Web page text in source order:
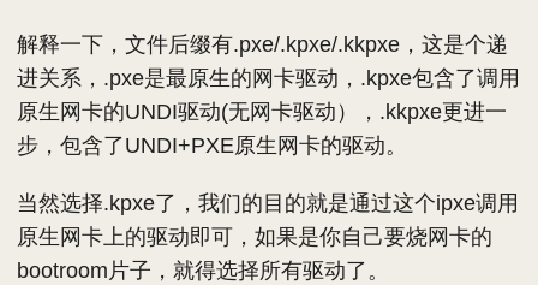
解释一下，文件后缀有.pxe/.kpxe/.kkpxe，这是个递
进关系，.pxe是最原生的网卡驱动，.kpxe包含了调用
原生网卡的UNDI驱动(无网卡驱动），.kkpxe更进一
步，包含了UNDI+PXE原生网卡的驱动。
当然选择.kpxe了，我们的目的就是通过这个ipxe调用
原生网卡上的驱动即可，如果是你自己要烧网卡的
bootroom片子，就得选择所有驱动了。